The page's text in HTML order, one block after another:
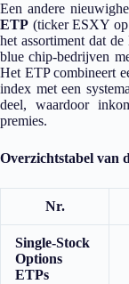
Een andere
ETP (ticker ESXY op
het assortiment dat
blue chip-bedrijven
Het ETP combineert
index met een
deel, waardoor
premies.
Overzichtstabel van
Nr.
Single-Stock
Options
ETPs